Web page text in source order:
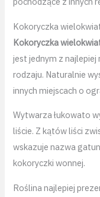
Kokoryczka
Kokoryczka
jest jednym z
rodzaju. Naturalnie
innych miejscach o
Wytwarza łukowato
liście. Z kątów liści
wskazuje nazwa
kokoryczki wonnej.
Roślina najlepiej